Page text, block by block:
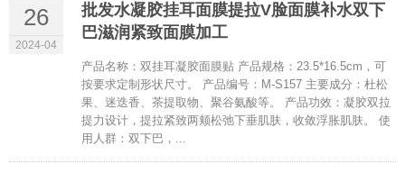
26
2024-04
批发水凝胶挂耳面膜提拉V脸面膜补水双下
巴滋润紧致面膜加工
产品名称：双挂耳凝胶面膜贴 产品规格：23.5*16.5cm，可
按要求定制形状尺寸。 产品编号：M-S157 主要成分：杜松
果、迷迭香、茶提取物、聚谷氨酸等。 产品功效：凝胶双拉
提力设计，提拉紧致两颊松弛下垂肌肤，收敛浮胀肌肤。 使
用人群：双下巴，...